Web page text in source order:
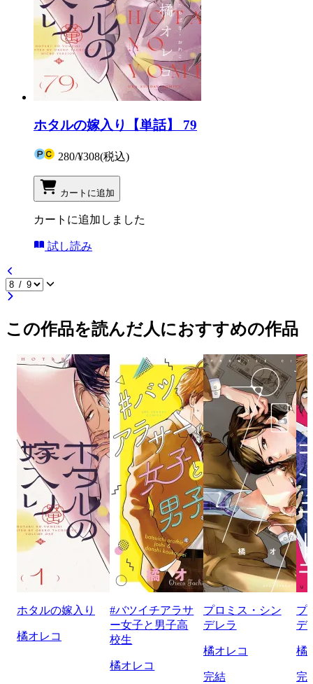
ホタルの嫁入り【単話】 79
280/¥308(税込)
カートに追加
カートに追加しました
試し読み
この作品を読んだ人におすすめの作品
ホタルの嫁入り
橘オレコ
#バツイチアラサ
ー女子と男子高
校生
橘オレコ
プロミス・シン
デレラ
橘オレコ
完結
プ
デ
橘
完